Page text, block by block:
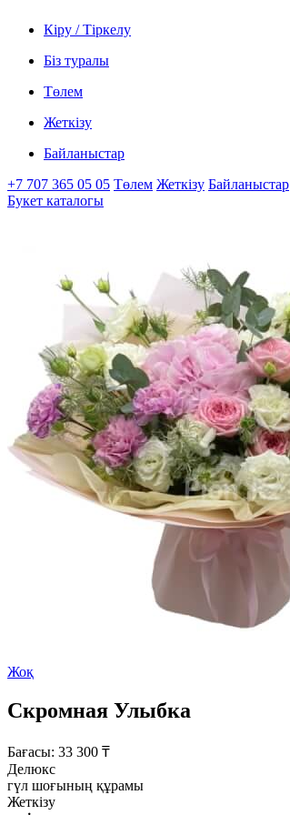
Кіру / Тіркелу
Біз туралы
Төлем
Жеткізу
Байланыстар
+7 707 365 05 05 Төлем Жеткізу Байланыстар
Букет каталогы
Жоқ
Скромная Улыбка
Бағасы: 33 300 ₸
Делюкс
гүл шоғының құрамы
Жеткізу